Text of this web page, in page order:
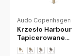
Audo Copenhagen
Krzesło Harbour
Tapicerowane
Naturalny Dąb Dakar
0250 Audo